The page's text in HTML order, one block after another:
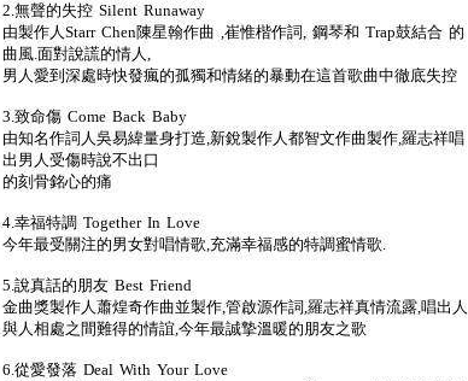
2.無聲的失控 Silent Runaway
由製作人Starr Chen陳星翰作曲 ,崔惟楷作詞, 鋼琴和 Trap鼓結合 的
曲風.面對說謊的情人,
男人愛到深處時快發瘋的孤獨和情緒的暴動在這首歌曲中徹底失控
3.致命傷 Come Back Baby
由知名作詞人吳易緯量身打造,新銳製作人都智文作曲製作,羅志祥唱
出男人受傷時說不出口
的刻骨銘心的痛
4.幸福特調 Together In Love
今年最受關注的男女對唱情歌,充滿幸福感的特調蜜情歌.
5.說真話的朋友 Best Friend
金曲獎製作人蕭煌奇作曲並製作,管啟源作詞,羅志祥真情流露,唱出人
與人相處之間難得的情誼,今年最誠摯溫暖的朋友之歌
6.從愛發落 Deal With Your Love